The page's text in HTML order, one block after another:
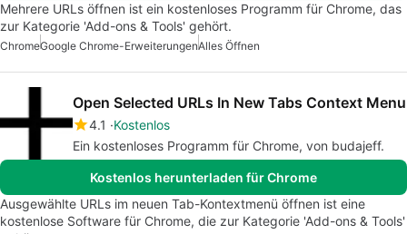
Mehrere URLs öffnen ist ein kostenloses Programm für Chrome, das
zur Kategorie 'Add-ons & Tools' gehört.
ChromeGoogle Chrome-ErweiterungenAlles Öffnen
Open Selected URLs In New Tabs Context Menu
4.1
Kostenlos
Ein kostenloses Programm für Chrome, von budajeff.
Kostenlos herunterladen für Chrome
Ausgewählte URLs im neuen Tab-Kontextmenü öffnen ist eine
kostenlose Software für Chrome, die zur Kategorie 'Add-ons & Tools'